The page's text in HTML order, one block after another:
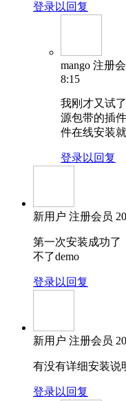
登录以回复
mango 注册
8:15
我刚才又试
源包带的插
件在线安装
登录以回复
新用户 注册会员
第一次安装成功了
不了demo
登录以回复
新用户 注册会员
有没有详细安装说
登录以回复